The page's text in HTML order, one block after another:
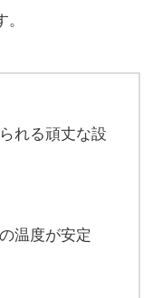
れる頑丈な設
温度が安定